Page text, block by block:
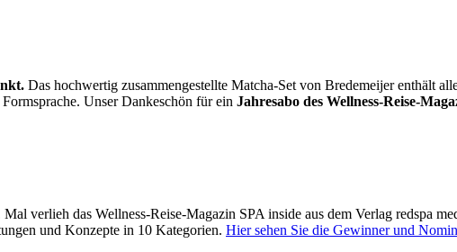
Das hochwertig zusammengestellte Matcha-Set von Bredemeijer enthält
Unser Dankeschön für ein Jahresabo des Wellness-Reise-
Mal verlieh das Wellness-Reise-Magazin SPA inside aus dem Verlag redspa
und Konzepte in 10 Kategorien. Hier sehen Sie die Gewinner und